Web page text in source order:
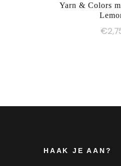
Yarn & Colors
€
HAAK JE AAN?